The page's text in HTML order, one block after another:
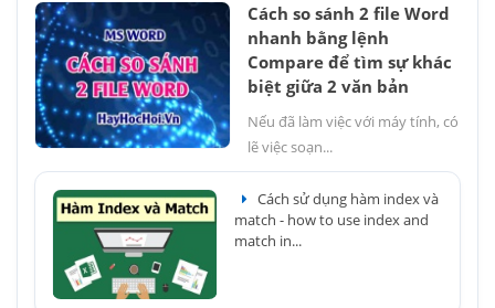
Cách so sánh 2 file Word
nhanh bằng lệnh
Compare để tìm sự khác
biệt giữa 2 văn bản
Nếu đã làm việc với máy tính, có
lẽ việc soạn...
Cách sử dụng hàm index và
match - how to use index and
match in...